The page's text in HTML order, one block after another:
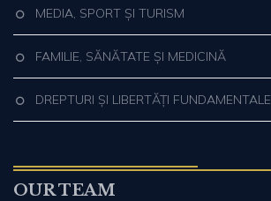
MEDIA, SPORT ȘI TURISM
FAMILIE, SĂNĂTATE ȘI MEDICINĂ
DREPTURI ȘI LIBERTĂȚI FUNDAMENTALE
OUR TEAM